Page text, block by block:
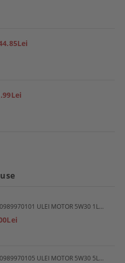
A000989970101 ULEI MOTOR 5W30 1L MERCEDES
A000989970105 ULEI MOTOR 5W30 5L MERCEDES